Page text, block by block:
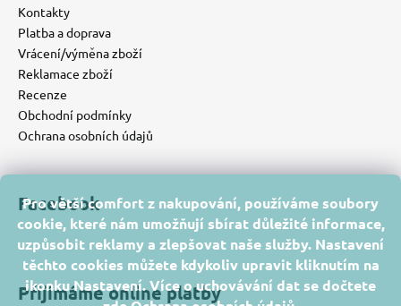
Pro větší comfort z nakupování, používáme soubory
cookie, které nám umožňují sbírat důležité informace,
uzpůsobit reklamy a zlepšovat naše služby. Nastavení
těchto cookies můžete kdykoliv upravit kliknutím na
ikonku Nastavení. Více o uchovávání dat se dočtete
Kontakty
Platba a doprava
Vrácení/výměna zboží
Reklamace zboží
Recenze
Obchodní podmínky
Ochrana osobních údajů
Facebook
Přijímáme online platby